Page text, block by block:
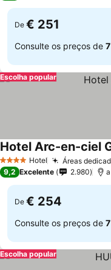
De € 251
Consulte os preços de
Escolha popular
4 EstrelasHotel Áreas
Hotel Arc-en-ciel
9,2 Excelente 2.980
De € 254
Consulte os preços de
Escolha popular